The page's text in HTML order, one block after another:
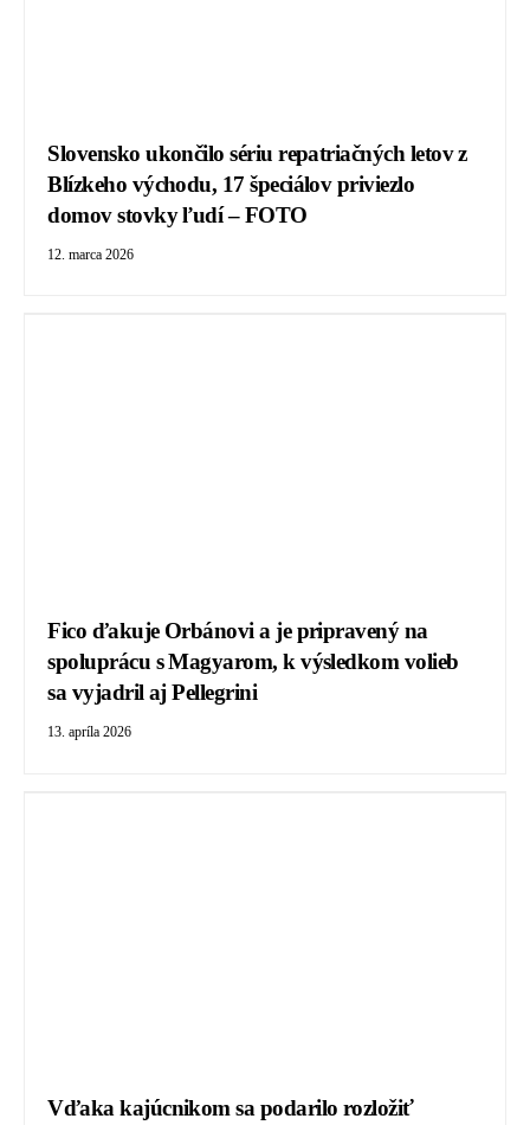
Slovensko ukončilo sériu repatriačných letov z
Blízkeho východu, 17 špeciálov priviezlo
domov stovky ľudí – FOTO
12. marca 2026
Fico ďakuje Orbánovi a je pripravený na
spoluprácu s Magyarom, k výsledkom volieb
sa vyjadril aj Pellegrini
13. apríla 2026
Vďaka kajúcnikom sa podarilo rozložiť